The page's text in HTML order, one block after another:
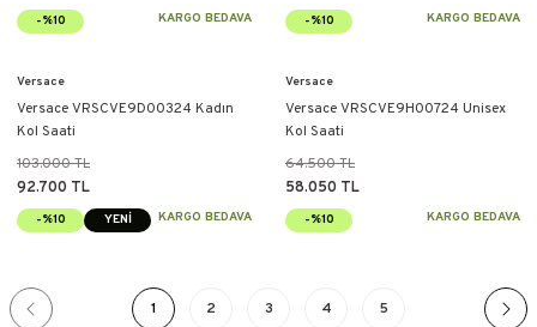
-%10 KARGO BEDAVA -%10 KARGO BEDAVA
Versace
Versace VRSCVE9D00324 Kadın
Kol Saati
103.000 TL
92.700 TL
-%10 YENİ KARGO BEDAVA
Versace
Versace VRSCVE9H00724 Unisex
Kol Saati
64.500 TL
58.050 TL
-%10 KARGO BEDAVA
1 2 3 4 5